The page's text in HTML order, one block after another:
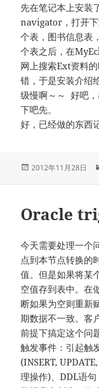
先在笔记本上安装
navigator，打开
个表，图书信息表
个表之后，在
网上搜索Ext资料
错，于是安装介绍
级慢啊～～ 好吧
下吧先。
好，已经做的东西
发
2012年11月28日
Oracle
今天需要处理一个
点到本节点转换的
值。但是如果将某
空值存到表中。在
断如果为空则重新
期数据不一致。客
前提下搞定这个问
触发事件：引起触
(INSERT,
理操作)、DDL语句